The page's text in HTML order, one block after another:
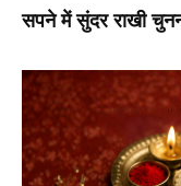
सपने में सुंदर राखी